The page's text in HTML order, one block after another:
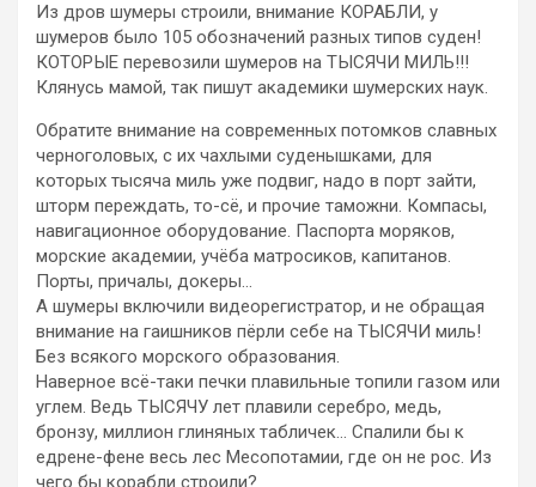
Из дров шумеры строили, внимание КОРАБЛИ, у
шумеров было 105 обозначений разных типов суден!
КОТОРЫЕ перевозили шумеров на ТЫСЯЧИ МИЛЬ!!!
Клянусь мамой, так пишут академики шумерских наук.
Обратите внимание на современных потомков славных
черноголовых, с их чахлыми суденышками, для
которых тысяча миль уже подвиг, надо в порт зайти,
шторм переждать, то-сё, и прочие таможни. Компасы,
навигационное оборудование. Паспорта моряков,
морские академии, учёба матросиков, капитанов.
Порты, причалы, докеры…
А шумеры включили видеорегистратор, и не обращая
внимание на гаишников пёрли себе на ТЫСЯЧИ миль!
Без всякого морского образования.
Наверное всё-таки печки плавильные топили газом или
углем. Ведь ТЫСЯЧУ лет плавили серебро, медь,
бронзу, миллион глиняных табличек… Спалили бы к
едрене-фене весь лес Месопотамии, где он не рос. Из
чего бы корабли строили?